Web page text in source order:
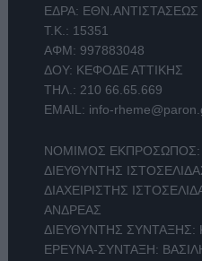
ΕΔΡΑ: ΕΘΝ.ΑΝΤΙΣΤΑΣΕΩΣ
Τ.Κ.: 15351
ΑΦΜ: 997883048
ΔΟΥ: ΚΕΦΟΔΕ ΑΤΤΙΚΗΣ
ΤΗΛ.: 210 66.65.669
EMAIL: info-
ΝΟΜΙΜΟΣ ΕΚΠΡΟΣΩΠΟΣ:
ΔΙΕΥΘΥΝΤΗΣ
ΔΙΑΧΕΙΡΙΣΤΗΣ
ΑΝΔΡΕΑΣ
ΔΙΕΥΘΥΝΤΗΣ ΣΥΝΤΑΞΗΣ:
ΕΡΕΥΝΑ-ΣΥΝΤΑΞΗ: